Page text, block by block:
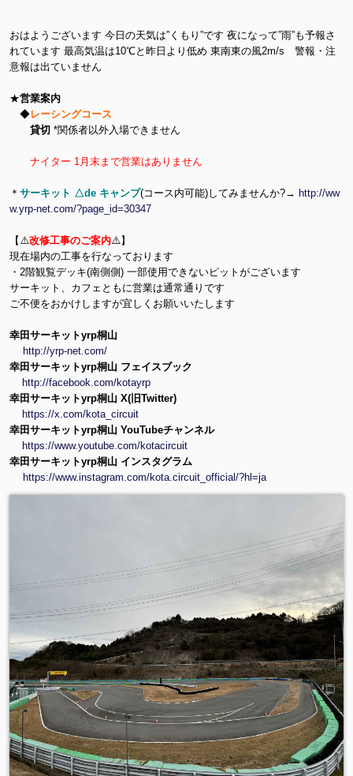
おはようございます 今日の天気は”くもり”です 夜になって”雨”も予報さ
れています 最高気温は10℃と昨日より低め 東南東の風2m/s 警報・注
意報は出ていません
★営業案内
◆レーシングコース
貸切 *関係者以外入場できません
ナイター 1月末まで営業はありません
＊ サーキット △de キャンプ(コース内可能)してみませんか?→ http://ww
w.yrp-net.com/?page_id=30347
【⚠️改修工事のご案内⚠️】
現在場内の工事を行なっております
・2階観覧デッキ(南側側) 一部使用できないピットがございます
サーキット、カフェともに営業は通常通りです
ご不便をおかけしますが宜しくお願いいたします
幸田サーキットyrp桐山
http://yrp-net.com/
幸田サーキットyrp桐山 フェイスブック
http://facebook.com/kotayrp
幸田サーキットyrp桐山 X(旧Twitter)
https://x.com/kota_circuit
幸田サーキットyrp桐山 YouTubeチャンネル
https://www.youtube.com/kotacircuit
幸田サーキットyrp桐山 インスタグラム
https://www.instagram.com/kota.circuit_official/?hl=ja